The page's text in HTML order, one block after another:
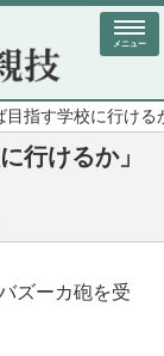
メニュー
目指す学校に行ける
行けるか」
ズーカ砲を受